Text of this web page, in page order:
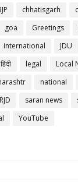
chhatisgarh
goa Greetings
international JDU
legal
Local
national
RJD saran news
YouTube